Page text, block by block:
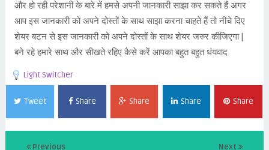
और हो रही परेशानी के बारे में हमसे अपनी जानकारी साझा कर सकते हैं अगर
आप इस जानकारी को अपने दोस्तों के साथ साझा करना चाहते हैं तो नीचे दिए
शेयर बटन से इस जानकारी को अपने दोस्तों के साथ शेयर जरुर कीजिएगा |
बने रहे हमारे साथ और सीखते रहिए कैसे करें आपका बहुत बहुत धंयवाद
Light Switcher
Tweet Share Share Share Share
Next
Previous